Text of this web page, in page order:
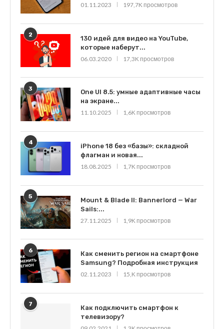
01.11.2023 197,7K просмотров
2
130 идей для видео на YouTube,
которые наберут...
06.03.2020
17,3K просмотров
3
One UI 8.5: умные адаптивные часы
на экране...
11.10.2025
1,6K просмотров
4
iPhone 18 без «базы»: складной
флагман и новая...
18.08.2025
1,7K просмотров
5
Mount & Blade II: Bannerlord — War
Sails:...
27.11.2025
1,9K просмотров
6
Как сменить регион на смартфоне
Samsung? Подробная инструкция
02.11.2023
15,K просмотров
7
Как подключить смартфон к
телевизору?